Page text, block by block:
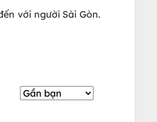
với người Sài Gòn.